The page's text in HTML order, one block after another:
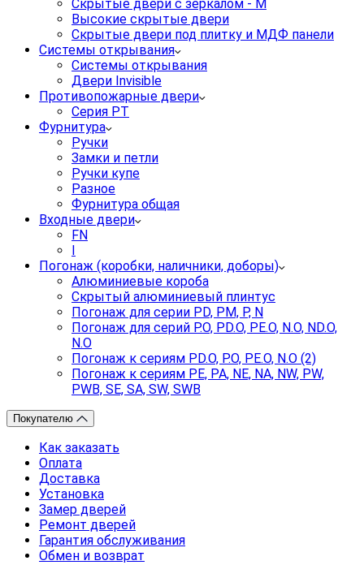
Скрытые двери с зеркалом - M
Высокие скрытые двери
Скрытые двери под плитку и МДФ панели
Системы открывания
Системы открывания
Двери Invisible
Противопожарные двери
Серия PT
Фурнитура
Ручки
Замки и петли
Ручки купе
Разное
Фурнитура общая
Входные двери
FN
Погонаж (коробки, наличники, доборы)
Алюминиевые короба
Скрытый алюминиевый плинтус
Погонаж для серии PD, PM, P, N
Погонаж для серий P.O, PD.O, PE.O, N.O, ND.O,
N.O
Погонаж к сериям PD.O, P.O, PE.O, N.O (2)
Погонаж к сериям PE, PA, NE, NA, NW, PW,
PWB, SE, SA, SW, SWB
Покупателю
Как заказать
Оплата
Доставка
Установка
Замер дверей
Ремонт дверей
Гарантия обслуживания
Обмен и возврат